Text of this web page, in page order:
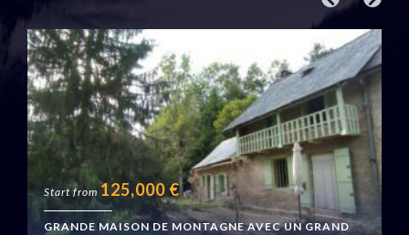
Start from 125,000 €
GRANDE MAISON DE MONTAGNE AVEC UN GRAND